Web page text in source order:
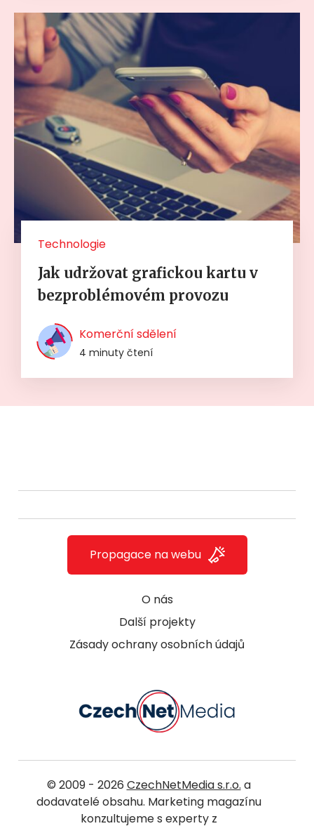
Technologie
Jak udržovat grafickou kartu v
bezproblémovém provozu
Komerční sdělení
4 minuty čtení
O nás
Další projekty
Zásady ochrany osobních údajů
Propagace na webu
© 2009 - 2026 CzechNetMedia s.r.o. a
dodavatelé obsahu. Marketing magazínu
konzultujeme s experty z